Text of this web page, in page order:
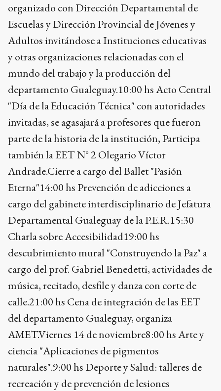
organizado con Dirección Departamental de
Escuelas y Dirección Provincial de Jóvenes y
Adultos invitándose a Instituciones educativas
y otras organizaciones relacionadas con el
mundo del trabajo y la producción del
departamento Gualeguay.10:00 hs Acto Central
"Día de la Educación Técnica" con autoridades
invitadas, se agasajará a profesores que fueron
parte de la historia de la institución, Participa
también la EET N° 2 Olegario Víctor
Andrade.Cierre a cargo del Ballet "Pasión
Eterna"14:00 hs Prevención de adicciones a
cargo del gabinete interdisciplinario de Jefatura
Departamental Gualeguay de la P.E.R.15:30
Charla sobre Accesibilidad19:00 hs
descubrimiento mural "Construyendo la Paz" a
cargo del prof. Gabriel Benedetti, actividades de
música, recitado, desfile y danza con corte de
calle.21:00 hs Cena de integración de las EET
del departamento Gualeguay, organiza
AMET.Viernes 14 de noviembre8:00 hs Arte y
ciencia "Aplicaciones de pigmentos
naturales".9:00 hs Deporte y Salud: talleres de
recreación y de prevención de lesiones